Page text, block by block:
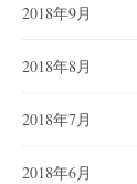
2018年9月
2018年8月
2018年7月
2018年6月